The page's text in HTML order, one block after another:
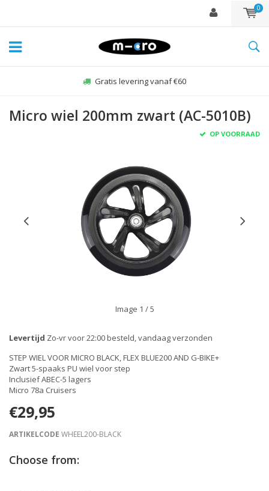
0
Gratis levering vanaf €60
Micro wiel 200mm zwart (AC-5010B)
OP VOORRAAD
Image 1 / 5
Levertijd Zo-vr voor 22:00 besteld, vandaag verzonden
STEP WIEL VOOR MICRO BLACK, FLEX BLUE200 AND G-BIKE+
Zwart 5-spaaks PU wiel voor step
Inclusief ABEC-5 lagers
Micro 78a Cruisers
€29,95
ARTIKELCODE WHEEL200-BLACK
Choose from: